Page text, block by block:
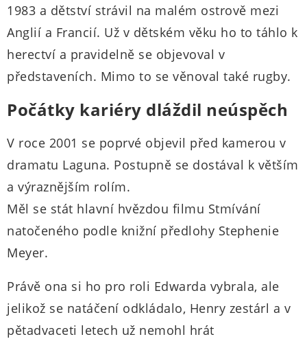
1983 a dětství strávil na malém ostrově mezi
Anglií a Francií. Už v dětském věku ho to táhlo k
herectví a pravidelně se objevoval v
představeních. Mimo to se věnoval také rugby.
Počátky kariéry dláždil neúspěch
V roce 2001 se poprvé objevil před kamerou v
dramatu Laguna. Postupně se dostával k větším
a výraznějším rolím.
Měl se stát hlavní hvězdou filmu Stmívání
natočeného podle knižní předlohy Stephenie
Meyer.
Právě ona si ho pro roli Edwarda vybrala, ale
jelikož se natáčení odkládalo, Henry zestárl a v
pětadvaceti letech už nemohl hrát